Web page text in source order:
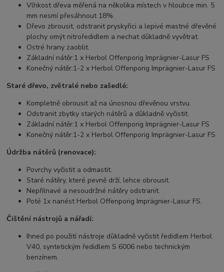
Vlhkost dřeva měřená na několika místech v hloubce min. 5
mm nesmí přesáhnout 18%.
Dřevo zbrousit, odstranit pryskyřici a lepivé mastné dřevěné
plochy omýt nitroředidlem a nechat důkladně vyvětrat.
Ostré hrany zaoblit.
Základní nátěr:1 x Herbol Offenporig Imprägnier-Lasur FS
Konečný nátěr:1-2 x Herbol Offenporig Imprägnier-Lasur FS
Staré dřevo, zvětralé nebo zašedlé:
Kompletně obrousit až na únosnou dřevěnou vrstvu.
Odstranit zbytky starých nátěrů a důkladně vyčistit.
Základní nátěr:1 x Herbol Offenporig Imprägnier-Lasur FS
Konečný nátěr:1-2 x Herbol Offenporig Imprägnier-Lasur FS
Údržba nátěrů (renovace):
Povrchy vyčistit a odmastit.
Staré nátěry, které pevně drží, lehce obrousit.
Nepřilnavé a nesoudržné nátěry odstranit.
Poté 1x nanést Herbol Offenporig Imprägnier-Lasur FS.
Čištění nástrojů a nářadí:
Ihned po použití nástroje důkladně vyčistit ředidlem Herbol
V40, syntetickým ředidlem S 6006 nebo technickým
benzínem.